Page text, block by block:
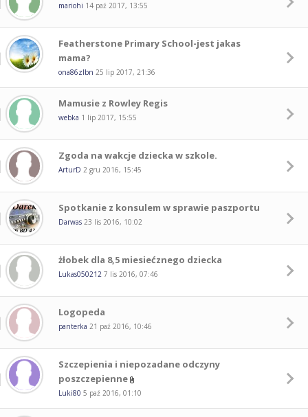
mariohi 14 paź 2017, 13:55
Featherstone Primary School-jest jakas
mama?
ona86zlbn 25 lip 2017, 21:36
Mamusie z Rowley Regis
webka 1 lip 2017, 15:55
Zgoda na wakcje dziecka w szkole.
ArturD 2 gru 2016, 15:45
Spotkanie z konsulem w sprawie paszportu
Darwas 23 lis 2016, 10:02
żłobek dla 8,5 miesiećznego dziecka
Lukas050212 7 lis 2016, 07:46
Logopeda
panterka 21 paź 2016, 10:46
Szczepienia i niepozadane odczyny
poszczepienne
Luki80 5 paź 2016, 01:10